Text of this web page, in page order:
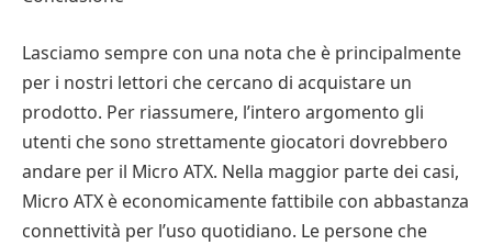
Lasciamo sempre con una nota che è principalmente
per i nostri lettori che cercano di acquistare un
prodotto. Per riassumere, l’intero argomento gli
utenti che sono strettamente giocatori dovrebbero
andare per il Micro ATX. Nella maggior parte dei casi,
Micro ATX è economicamente fattibile con abbastanza
connettività per l’uso quotidiano. Le persone che